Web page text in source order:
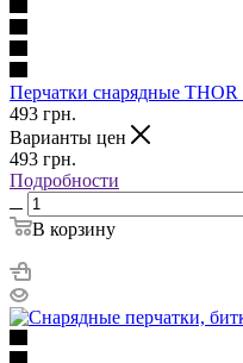
Перчатки снарядные
493 грн.
Варианты цен
493 грн.
Подробности
В корзину